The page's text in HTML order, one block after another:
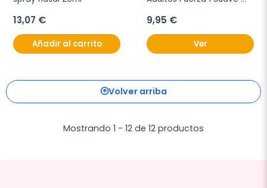
13,07 €
Añadir al carrito
9,95 €
Ver
Volver arriba
Mostrando 1 - 12 de 12 productos